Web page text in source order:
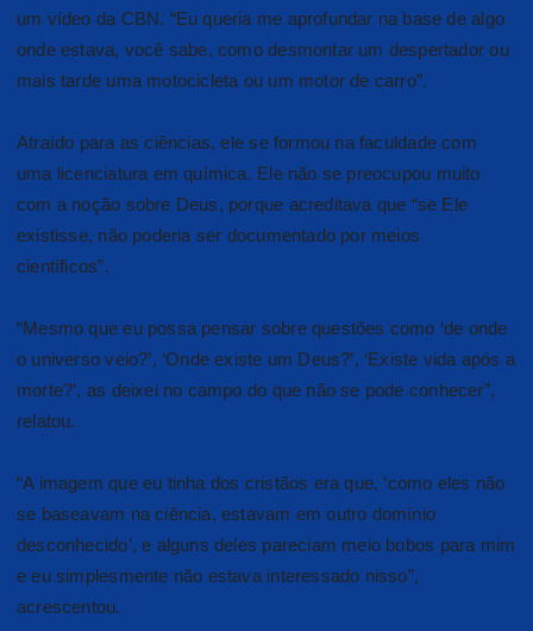
um vídeo da CBN. “Eu queria me aprofundar na base de algo
onde estava, você sabe, como desmontar um despertador ou
mais tarde uma motocicleta ou um motor de carro”.
Atraído para as ciências, ele se formou na faculdade com
uma licenciatura em química. Ele não se preocupou muito
com a noção sobre Deus, porque acreditava que “se Ele
existisse, não poderia ser documentado por meios
científicos”.
“Mesmo que eu possa pensar sobre questões como ‘de onde
o universo veio?’, ‘Onde existe um Deus?’, ‘Existe vida após a
morte?’, as deixei no campo do que não se pode conhecer”,
relatou.
“A imagem que eu tinha dos cristãos era que, ‘como eles não
se baseavam na ciência, estavam em outro domínio
desconhecido’, e alguns deles pareciam meio bobos para mim
e eu simplesmente não estava interessado nisso”,
acrescentou.